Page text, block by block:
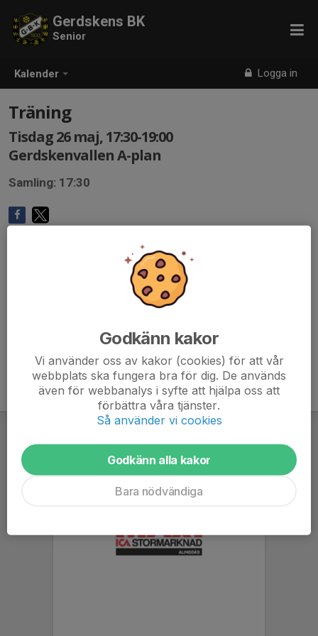
Kalender Logga in
Gerdskens BK
Senior
Träning
Tisdag 26 maj, 17:30-19:00
Gerdskenvallen A-plan
Samling: 17:30
Godkänn kakor
Vi använder oss av kakor (cookies) för att vår
webbplats ska fungera bra för dig. De används
även för webbanalys i syfte att hjälpa oss att
förbättra våra tjänster.
Så använder vi cookies
Godkänn alla kakor
Bara nödvändiga